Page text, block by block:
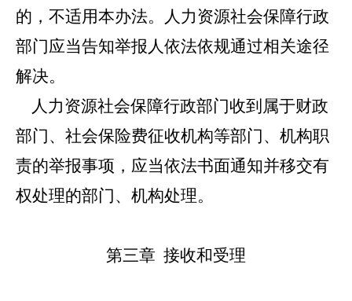
的，不适用本办法。人力资源社会保障行政
部门应当告知举报人依法依规通过相关途径
解决。
人力资源社会保障行政部门收到属于财政
部门、社会保险费征收机构等部门、机构职
责的举报事项，应当依法书面通知并移交有
权处理的部门、机构处理。
第三章 接收和受理